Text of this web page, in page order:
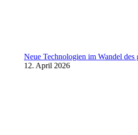
Neue Technologien im Wandel des
12. April 2026